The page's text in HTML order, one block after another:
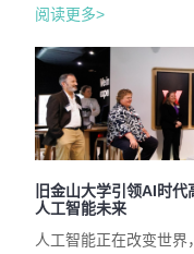
阅读更多>
旧金山大学引领AI时
人工智能未来
人工智能正在改变世